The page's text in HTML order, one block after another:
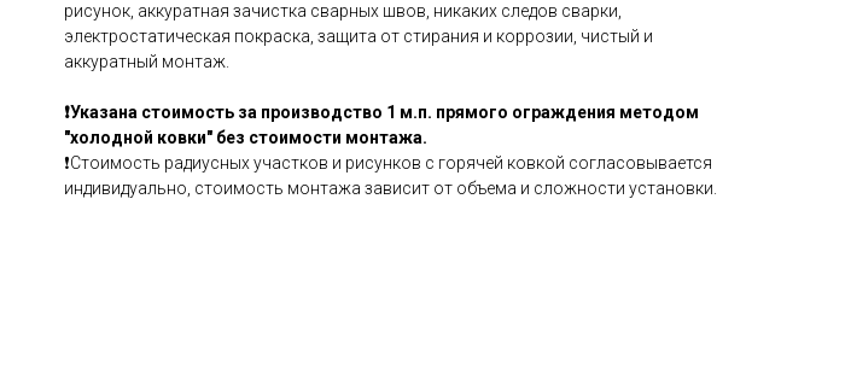
рисунок, аккуратная зачистка сварных швов, никаких следов сварки,
электростатическая покраска, защита от стирания и коррозии, чистый и
аккуратный монтаж.
❗Указана стоимость за производство 1 м.п. прямого ограждения методом
"холодной ковки" без стоимости монтажа.
❗Стоимость радиусных участков и рисунков с горячей ковкой согласовывается
индивидуально, стоимость монтажа зависит от объема и сложности установки.